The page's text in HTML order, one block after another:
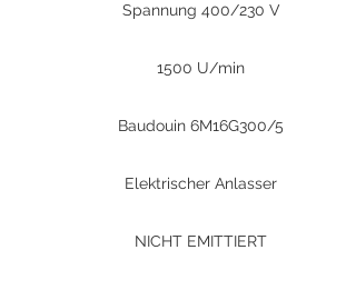
Spannung 400/230 V
1500 U/min
Baudouin 6M16G300/5
Elektrischer Anlasser
NICHT EMITTIERT